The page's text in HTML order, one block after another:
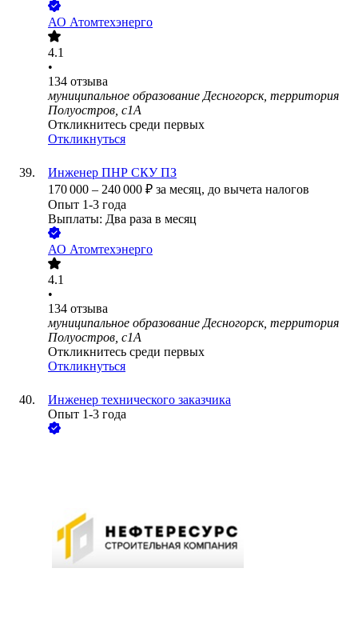
АО Атомтехэнерго
4.1
•
134 отзыва
муниципальное образование Десногорск, территория
Полуостров, с1А
Откликнитесь среди первых
Откликнуться
Инженер ПНР СКУ ПЗ
170 000 – 240 000 ₽ за месяц, до вычета налогов
Опыт 1-3 года
Выплаты: Два раза в месяц
АО Атомтехэнерго
4.1
•
134 отзыва
муниципальное образование Десногорск, территория
Полуостров, с1А
Откликнитесь среди первых
Откликнуться
Инженер технического заказчика
Опыт 1-3 года